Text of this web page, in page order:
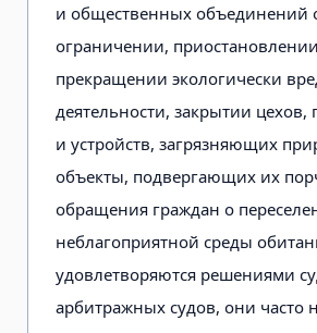
и общественных объединений
ограничении,
прекращении экологически
деятельности, закрытии цехов,
и устройств, загрязняющих
объекты, подвергающих их
обращения граждан о
неблагоприятной среды
удовлетворяются решениями
арбитражных судов, они часто